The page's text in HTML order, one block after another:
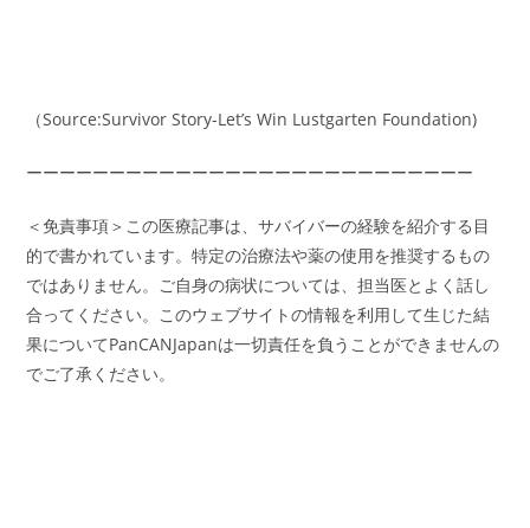
（Source:Survivor Story-Let’s Win Lustgarten Foundation)
ーーーーーーーーーーーーーーーーーーーーーーーーーーー
＜免責事項＞この医療記事は、サバイバーの経験を紹介する目
的で書かれています。特定の治療法や薬の使用を推奨するもの
ではありません。ご自身の病状については、担当医とよく話し
合ってください。このウェブサイトの情報を利用して生じた結
果についてPanCANJapanは一切責任を負うことができませんの
でご了承ください。